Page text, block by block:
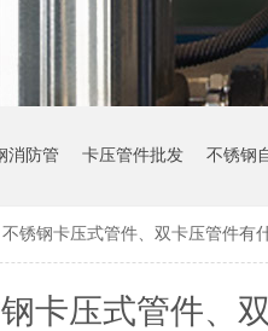
消防管 卡压管件批发 不锈钢
不锈钢卡压式管件、双卡压管件有
卡压式管件、